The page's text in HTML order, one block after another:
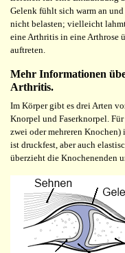
Gelenk fühlt sich warm an
nicht belasten; vielleicht
eine Arthritis in eine Arthrose
auftreten.
Mehr Informationen
Arthritis.
Im Körper gibt es drei Arten
Knorpel und Faserknorpel.
zwei oder mehreren
ist druckfest, aber auch
überzieht die Knochenenden